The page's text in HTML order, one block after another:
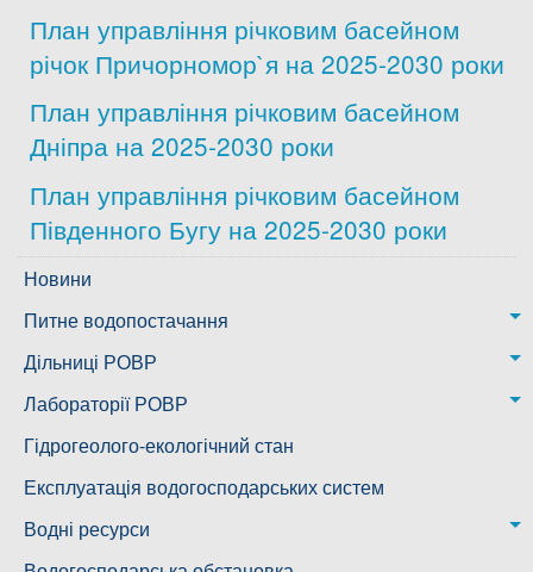
Платні послуги
План управління річковим басейном
річок Причорномор`я на 2025-2030 роки
План управління річковим басейном
Дніпра на 2025-2030 роки
План управління річковим басейном
Південного Бугу на 2025-2030 роки
Новини
Питне водопостачання
м. Миколаїв
Казанківська ТГ
Дільниці РОВР
Новоодеська дільниця – водогін № 1,2
Воскресенська дільниця – водогін № 3
Ковалівська дільниця
Новобузька дільниця
Лабораторії РОВР
Лабораторія моніторингу вод
Лабораторія питного водопостачання
Гідрогеолого-екологічний стан
Експлуатація водогосподарських систем
Водні ресурси